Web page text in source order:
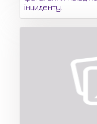
інциденту.